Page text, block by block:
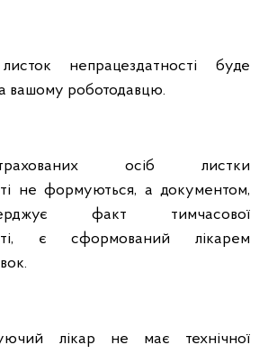
непрацездатності буде
вашому роботодавцю.
осіб листки
не формуються, а документом,
факт тимчасової
є сформований лікарем
лікар не має технічної